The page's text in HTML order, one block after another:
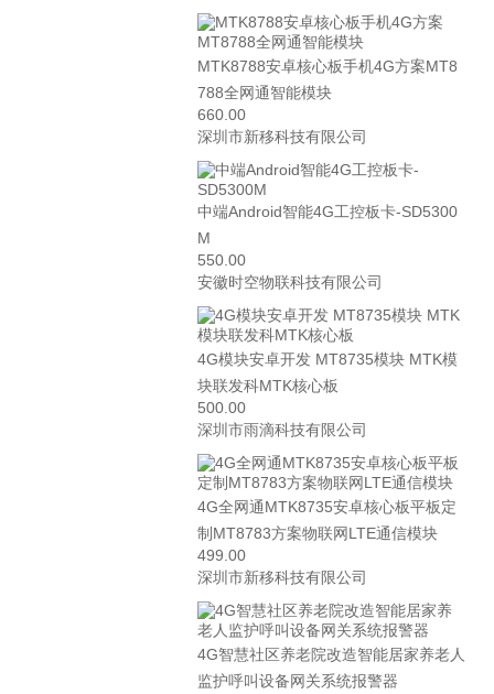
MTK8788安卓核心板手机4G方案MT8
788全网通智能模块
660.00
深圳市新移科技有限公司
中端Android智能4G工控板卡-SD5300
M
550.00
安徽时空物联科技有限公司
4G模块安卓开发 MT8735模块 MTK模
块联发科MTK核心板
500.00
深圳市雨滴科技有限公司
4G全网通MTK8735安卓核心板平板定
制MT8783方案物联网LTE通信模块
499.00
深圳市新移科技有限公司
4G智慧社区养老院改造智能居家养老人
监护呼叫设备网关系统报警器